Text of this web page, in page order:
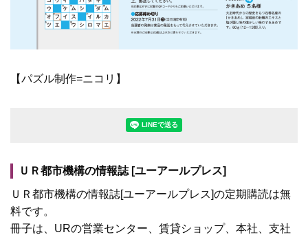
【パズル制作=ニコリ】
LINEで送る(別ウィンドウで開きま
ＵＲ都市機構の情報誌 [ユーアールプレス]
ＵＲ都市機構の情報誌[ユーアールプレス]の定期購読は無
料です。
冊子は、URの営業センター、賃貸ショップ、本社、支社